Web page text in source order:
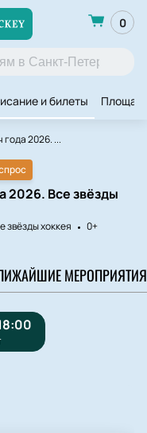
0
и билеты
года 2026. ...
2026. Все звёзды
звёзды хоккея
0+
МЕРОПРИЯТИЯ